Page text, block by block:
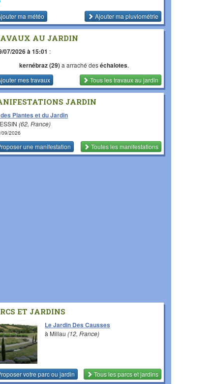
ma météo Ajouter ma pluviométrie
AU JARDIN
07/2026 à 15:01 :
kernébraz (29)a arraché deséchalotes.
mes travaux
Tous les travauxau jardin
JARDIN
Plantes et du Jardin
(62, France)
09/2026
une manifestation Toutes les manifestations
ET JARDINS
Le Jardin Des Causses
à Millau(12, France)
votre parc ou jardin Tous les parcs et jardins